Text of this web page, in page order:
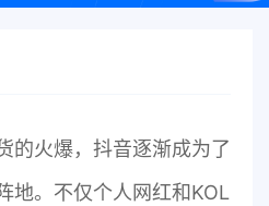
的火爆，抖音逐渐成为了
地。不仅个人网红和KOL